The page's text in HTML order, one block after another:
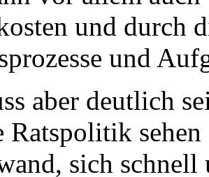
und durch
und
aber deutlich
Ratspolitik
sich